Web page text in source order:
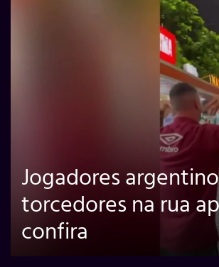
Jogadores
torcedores na rua
confira